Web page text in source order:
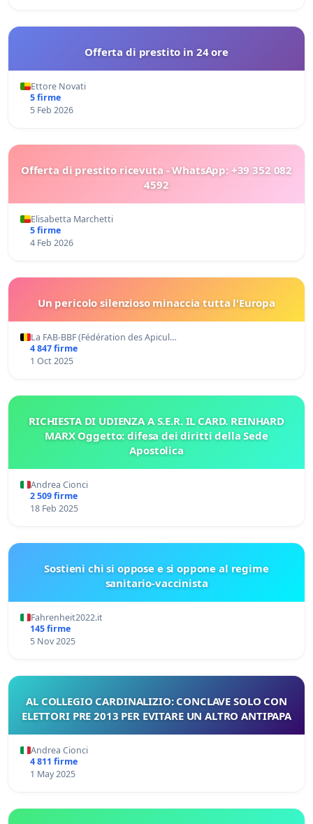
Offerta di prestito in 24 ore
Ettore Novati
5 firme
5 Feb 2026
Offerta di prestito ricevuta - WhatsApp: +39 352 082
4592
Elisabetta Marchetti
5 firme
4 Feb 2026
Un pericolo silenzioso minaccia tutta l'Europa
La FAB-BBF (Fédération des Apicul…
4 847 firme
1 Oct 2025
RICHIESTA DI UDIENZA A S.E.R. IL CARD. REINHARD
MARX Oggetto: difesa dei diritti della Sede
Apostolica
Andrea Cionci
2 509 firme
18 Feb 2025
Sostieni chi si oppose e si oppone al regime
sanitario-vaccinista
Fahrenheit2022.it
145 firme
5 Nov 2025
AL COLLEGIO CARDINALIZIO: CONCLAVE SOLO CON
ELETTORI PRE 2013 PER EVITARE UN ALTRO ANTIPAPA
Andrea Cionci
4 811 firme
1 May 2025